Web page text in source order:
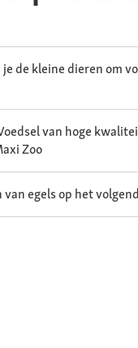
de kleine dieren om
van hoge
Zoo
egels op het